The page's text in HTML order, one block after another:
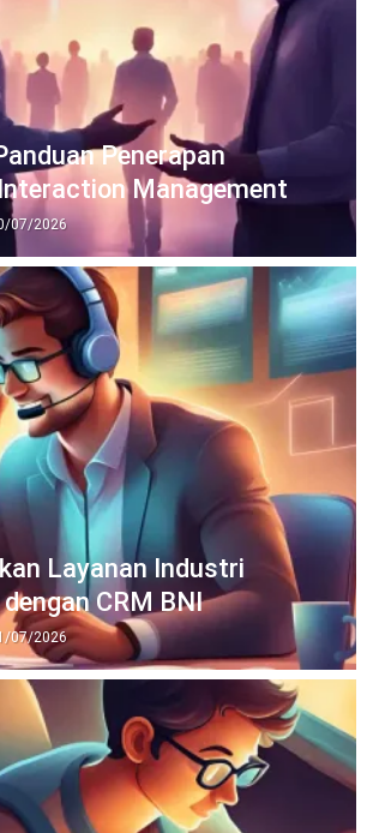
TENTANG KAMI
Tentang Software untuk
Terbaik untuk Bisnis